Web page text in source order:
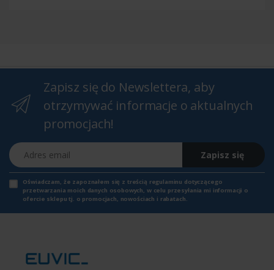
Zapisz się do Newslettera, aby
otrzymywać informacje o aktualnych
promocjach!
Adres email
Zapisz się
Oświadczam, że zapoznałem się z treścią regulaminu dotyczącego
przetwarzania moich danych osobowych, w celu przesyłania mi informacji o
ofercie sklepu tj. o promocjach, nowościach i rabatach.